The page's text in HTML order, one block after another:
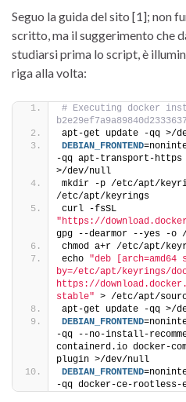
Seguo la guida del sito [1]; non
scritto, ma il suggerimento che
studiarsi prima lo script, è
riga alla volta:
# Executing docker
apt-get update -qq >/
DEBIAN_FRONTEND
-qq apt-transport-
>/dev/null
mkdir -p /etc/apt/
/etc/apt/keyrings
"https://
gpg --dearmor --yes -o
chmod a+r /etc/apt/
echo "deb [arch=amd64
by=/etc/apt/keyrings/
https://
stable" > /etc/apt/
apt-get update -qq >/
DEBIAN_FRONTEND
-qq --no-install-
containerd.io docker-
plugin >/dev/null
DEBIAN_FRONTEND
-qq docker-ce-